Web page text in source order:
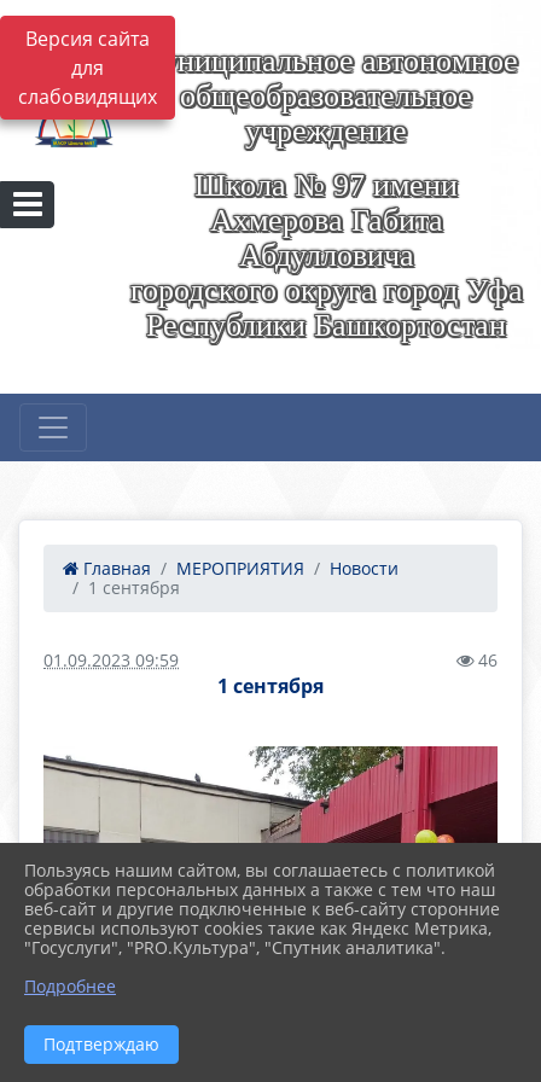
Версия сайта
для
слабовидящих
Муниципальное автономное
общеобразовательное
учреждение
Школа № 97 имени
Ахмерова Габита
Абдулловича
городского округа город Уфа
Республики Башкортостан
Главная МЕРОПРИЯТИЯ
Новости
1 сентября
01.09.2023 09:59 46
1 сентября
Пользуясь нашим сайтом, вы соглашаетесь с политикой
обработки персональных данных а также с тем что наш
веб-сайт и другие подключенные к веб-сайту сторонние
сервисы используют cookies такие как Яндекс Метрика,
"Госуслуги", "PRO.Культура", "Спутник аналитика".
Подробнее
Подтверждаю